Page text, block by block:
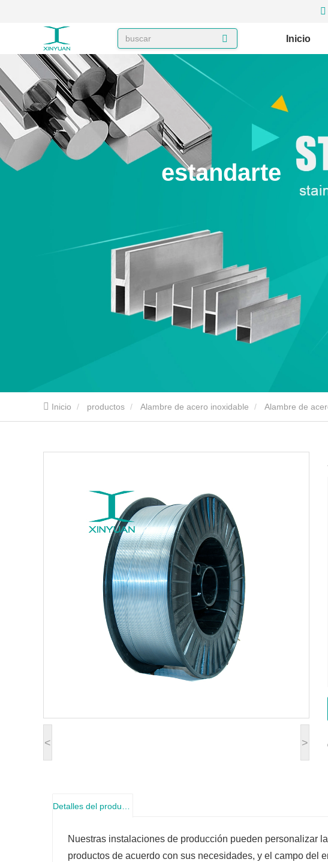
Inicio
estandarte
Inicio productos Alambre de acero inoxidable Alambre de
< >
Detalles del producto
Nuestras instalaciones de producción pueden personalizar
productos de acuerdo con sus necesidades, y el campo del